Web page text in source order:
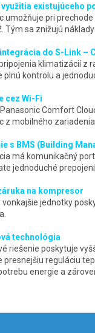
existujúceho
umožňuje pri
Tým sa znižujú
do S-Link –
klimatizácií z
plnú kontrolu a
cez Wi-Fi
Comfort
z mobilného
s BMS (Building
má komunikačný
jednoduché
na kompresor
vonkajšie jednotky
technológia
riešenie poskytuje
presnejšiu reguláciu
energie a